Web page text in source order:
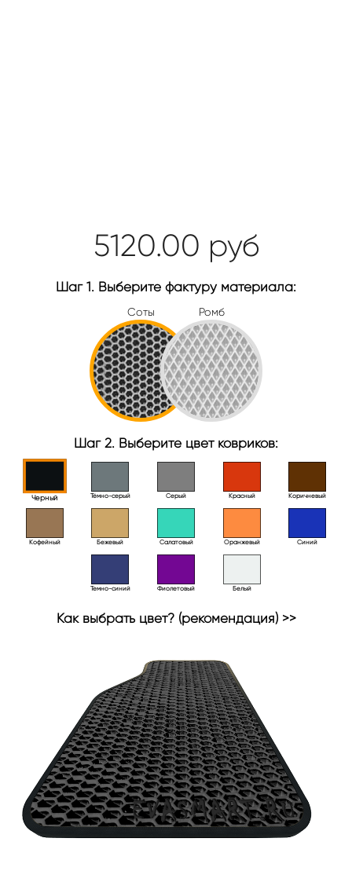
5120.00 руб
Шаг 1. Выберите фактуру материала:
Соты Ромб
Шаг 2. Выберите цвет ковриков:
Черный Тёмно-серый Серый Красный Коричневый
Кофейный Бежевый Салатовый Оранжевый Синий
Темно-синий Фиолетовый Белый
Как выбрать цвет? (рекомендация) >>